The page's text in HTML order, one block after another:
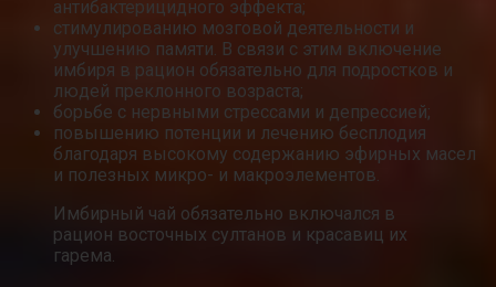
антибактерицидного эффекта;
стимулированию мозговой деятельности и
улучшению памяти. В связи с этим включение
имбиря в рацион обязательно для подростков и
людей преклонного возраста;
борьбе с нервными стрессами и депрессией;
повышению потенции и лечению бесплодия
благодаря высокому содержанию эфирных масел
и полезных микро- и макроэлементов.
Имбирный чай обязательно включался в
рацион восточных султанов и красавиц их
гарема.